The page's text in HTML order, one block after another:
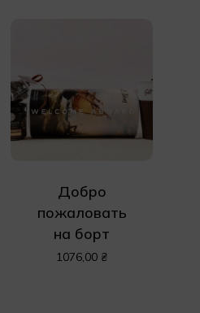
Добро
пожаловать
на борт
1076,00 ₴